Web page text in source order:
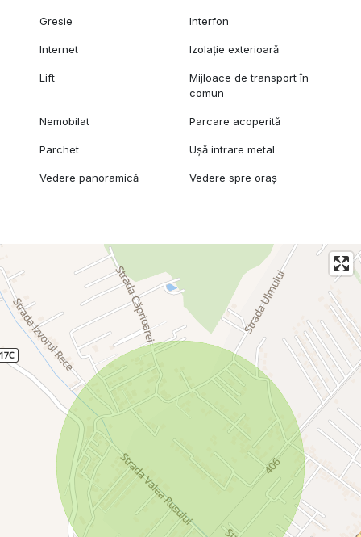
Gresie Interfon
Internet Izolație exterioară
Lift
Mijloace de transport în
comun
Nemobilat Parcare acoperită
Parchet Ușă intrare metal
Vedere panoramică Vedere spre oraș